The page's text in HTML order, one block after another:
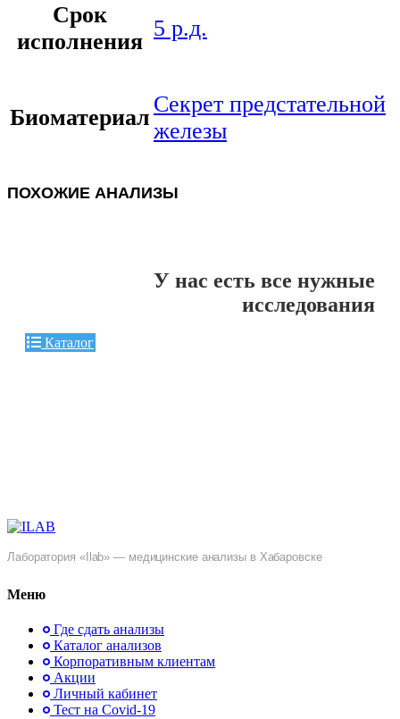
Срок
исполнения 5 р.д.
Биоматериал Секрет предстательной
железы
ПОХОЖИЕ АНАЛИЗЫ
У нас есть все нужные
исследования
Каталог
Лаборатория «Ilab» — медицинские анализы в Хабаровске
Меню
Где сдать анализы
Каталог анализов
Корпоративным клиентам
Акции
Личный кабинет
Тест на Covid-19